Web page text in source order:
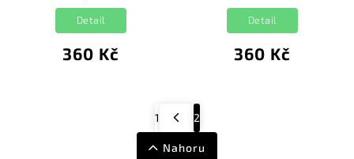
360 Kč
Detail
360 Kč
Detail
1 2
Nahoru